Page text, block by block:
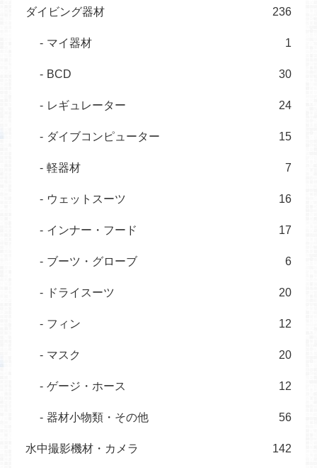
ダイビング器材 236
マイ器材 1
BCD 30
レギュレーター 24
ダイブコンピューター 15
軽器材 7
ウェットスーツ 16
インナー・フード 17
ブーツ・グローブ 6
ドライスーツ 20
フィン 12
マスク 20
ゲージ・ホース 12
器材小物類・その他 56
水中撮影機材・カメラ 142